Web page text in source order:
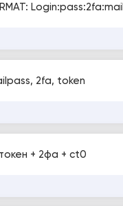
2fa, token
+ 2фа + ct0